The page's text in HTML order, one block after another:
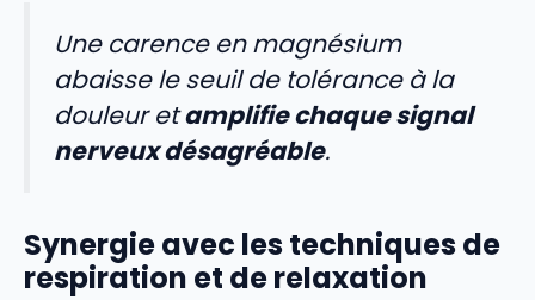
Une carence en magnésium
abaisse le seuil de tolérance à la
douleur etamplifie chaque signal
nerveux désagréable.
Synergie avec les techniques de
respiration et de relaxation